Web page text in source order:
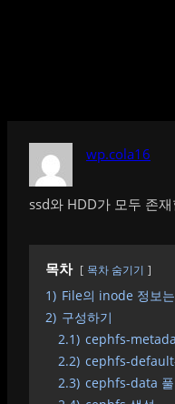
wp.cola16
ssd와 HDD가 모두 존
목차 목차 숨기기
1) File의 inode 정보
2) 구성하기
2.1) cephfs-
2.2) cephfs-
2.3) cephfs-data 풀